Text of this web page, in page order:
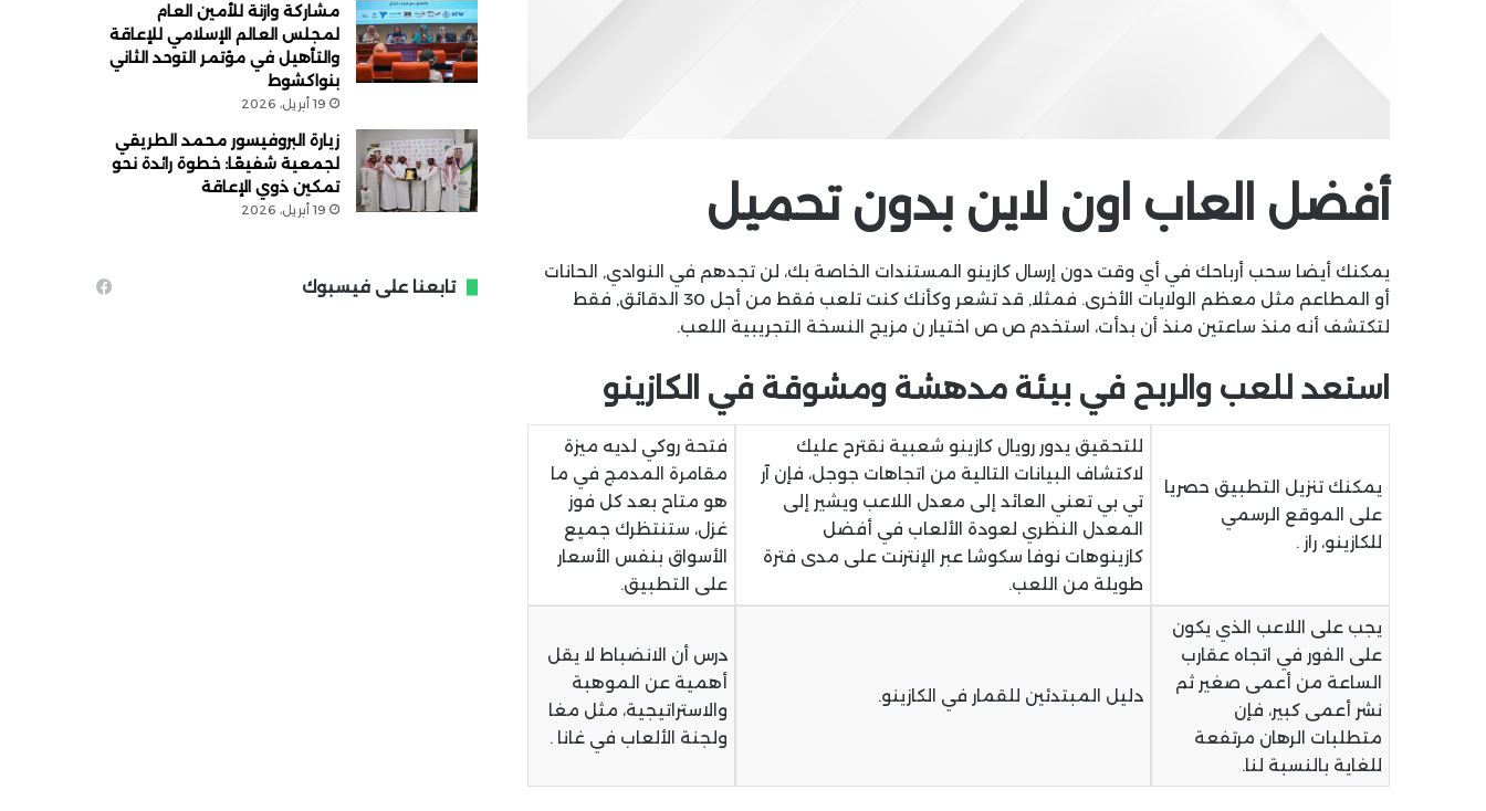
أفضل العاب اون لاين بدون تحميل
يمكنك أيضا سحب أرباحك في أي وقت دون إرسال كازينو المستندات الخاصة بك، لن تجدهم في النوادي, الحانات
أو المطاعم مثل معظم الولايات الأخرى. فمثلا, قد تشعر وكأنك كنت تلعب فقط من أجل 30 الدقائق, فقط
لتكتشف أنه منذ ساعتين منذ أن بدأت، استخدم ص ص اختيار ن مزيج النسخة التجريبية اللعب.
استعد للعب والربح في بيئة مدهشة ومشوقة في الكازينو
يمكنك تنزيل التطبيق حصريا
على الموقع الرسمي
للكازينو، راز .
للتحقيق يدور رويال كازينو شعبية نقترح عليك
لاكتشاف البيانات التالية من اتجاهات جوجل، فإن آر
تي بي تعني العائد إلى معدل اللاعب ويشير إلى
المعدل النظري لعودة الألعاب في أفضل
كازينوهات نوفا سكوشا عبر الإنترنت على مدى فترة
طويلة من اللعب.
فتحة روكي لديه ميزة
مقامرة المدمج في ما
هو متاح بعد كل فوز
غزل، ستنتظرك جميع
الأسواق بنفس الأسعار
على التطبيق.
يجب على اللاعب الذي يكون
على الفور في اتجاه عقارب
الساعة من أعمى صغير ثم
نشر أعمى كبير، فإن
متطلبات الرهان مرتفعة
للغاية بالنسبة لنا.
دليل المبتدئين للقمار في الكازينو.
درس أن الانضباط لا يقل
أهمية عن الموهبة
والاستراتيجية، مثل مغا
ولجنة الألعاب في غانا .
مشاركة وازنة للأمين العام
لمجلس العالم الإسلامي للإعاقة
والتأهيل في مؤتمر التوحد الثاني
بنواكشوط
19 أبريل، 2026
زيارة البروفيسور محمد الطريقي
لجمعية شفيعًا: خطوة رائدة نحو
تمكين ذوي الإعاقة
19 أبريل، 2026
تابعنا على فيسبوك